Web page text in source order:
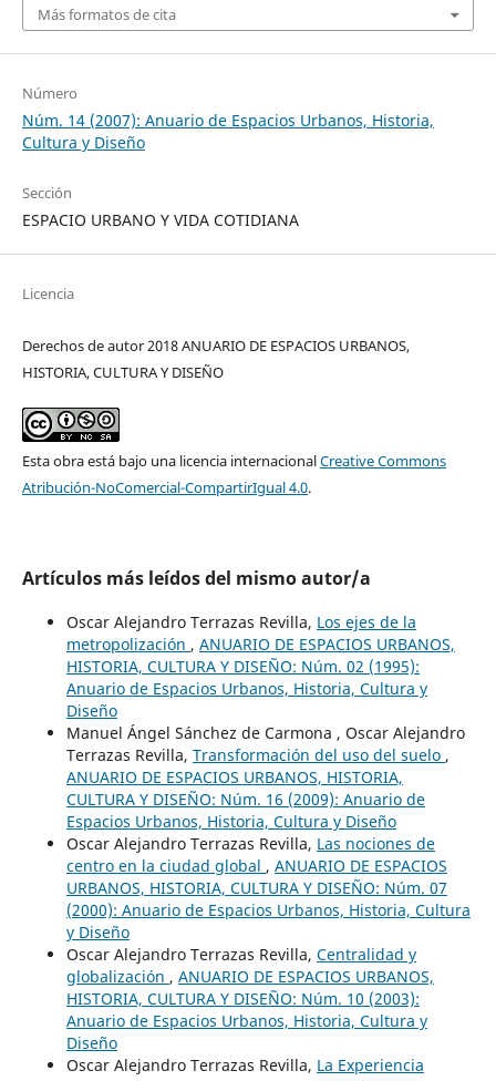
Más formatos de cita
Número
Núm. 14 (2007): Anuario de Espacios Urbanos, Historia,
Cultura y Diseño
Sección
ESPACIO URBANO Y VIDA COTIDIANA
Licencia
Derechos de autor 2018 ANUARIO DE ESPACIOS URBANOS,
HISTORIA, CULTURA Y DISEÑO
Esta obra está bajo una licencia internacionalCreative Commons
Atribución-NoComercial-CompartirIgual 4.0.
Artículos más leídos del mismo autor/a
Oscar Alejandro Terrazas Revilla, Los ejes de la
metropolización , ANUARIO DE ESPACIOS URBANOS,
HISTORIA, CULTURA Y DISEÑO: Núm. 02 (1995):
Anuario de Espacios Urbanos, Historia, Cultura y
Diseño
Manuel Ángel Sánchez de Carmona , Oscar Alejandro
Terrazas Revilla, Transformación del uso del suelo ,
ANUARIO DE ESPACIOS URBANOS, HISTORIA,
CULTURA Y DISEÑO: Núm. 16 (2009): Anuario de
Espacios Urbanos, Historia, Cultura y Diseño
Oscar Alejandro Terrazas Revilla, Las nociones de
centro en la ciudad global , ANUARIO DE ESPACIOS
URBANOS, HISTORIA, CULTURA Y DISEÑO: Núm. 07
(2000): Anuario de Espacios Urbanos, Historia, Cultura
y Diseño
Oscar Alejandro Terrazas Revilla, Centralidad y
globalización , ANUARIO DE ESPACIOS URBANOS,
HISTORIA, CULTURA Y DISEÑO: Núm. 10 (2003):
Anuario de Espacios Urbanos, Historia, Cultura y
Diseño
Oscar Alejandro Terrazas Revilla, La Experiencia